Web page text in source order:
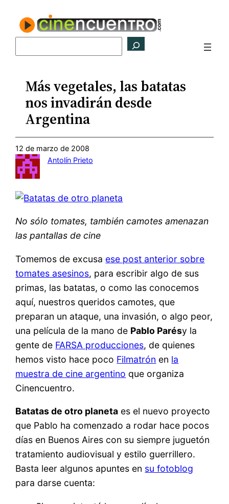
contenido
Más vegetales, las batatas
nos invadirán desde
Argentina
12 de marzo de 2008
Antolín Prieto
No sólo tomates, también camotes amenazan
las pantallas de cine
Tomemos de excusa ese post anterior sobre
tomates asesinos, para escribir algo de sus
primas, las batatas, o como las conocemos
aquí, nuestros queridos camotes, que
preparan un ataque, una invasión, o algo peor,
una película de la mano de Pablo Parésy la
gente de FARSA producciones, de quienes
hemos visto hace poco Filmatrón en la
muestra de cine argentino que organiza
Cinencuentro.
Batatas de otro planeta es el nuevo proyecto
que Pablo ha comenzado a rodar hace pocos
días en Buenos Aires con su siempre juguetón
tratamiento audiovisual y estilo guerrillero.
Basta leer algunos apuntes en su fotoblog
para darse cuenta: